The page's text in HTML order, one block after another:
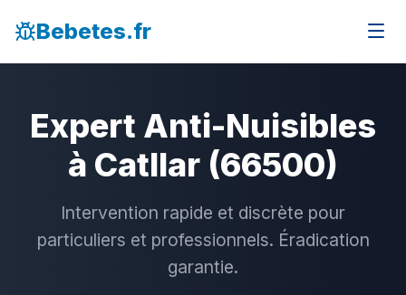
Bebetes.fr
Expert Anti-Nuisibles
à Catllar (66500)
Intervention rapide et discrète pour
particuliers et professionnels. Éradication
garantie.